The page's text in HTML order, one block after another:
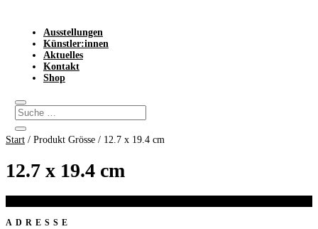
Ausstellungen
Künstler:innen
Aktuelles
Kontakt
Shop
Start / Produkt Grösse / 12.7 x 19.4 cm
12.7 x 19.4 cm
ADRESSE